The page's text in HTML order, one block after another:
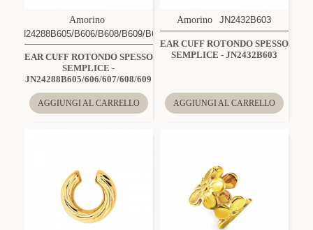
Amorino
JN24288B605/B606/B608/B609/B607
EAR CUFF ROTONDO SPESSO
SEMPLICE -
JN24288B605/606/607/608/609
AGGIUNGI AL CARRELLO
Amorino JN2432B603
EAR CUFF ROTONDO SPESSO
SEMPLICE - JN2432B603
AGGIUNGI AL CARRELLO